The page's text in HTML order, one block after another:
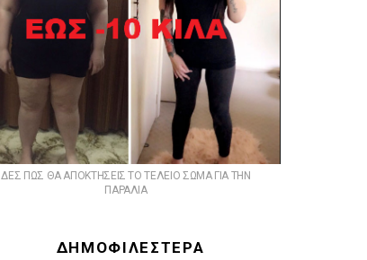
ΔΕΣ ΠΩΣ ΘΑ ΑΠΟΚΤΗΣΕΙΣ ΤΟ ΤΕΛΕΙΟ ΣΩΜΑ ΓΙΑ ΤΗΝ
ΠΑΡΑΛΙΑ
ΔΗΜΟΦΙΛΕΣΤΕΡΑ